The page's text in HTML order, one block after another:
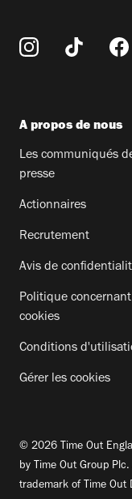
A propos de nous
Les communiqués
presse
Actionnaires
Recrutement
Avis de
Politique
cookies
Conditions
Gérer les cookies
© 2026 Time Out
by Time Out Group
trademark of Time Out